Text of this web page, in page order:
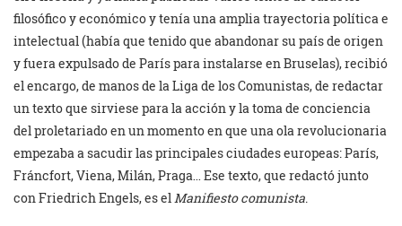
filosófico y económico y tenía una amplia trayectoria política e
intelectual (había que tenido que abandonar su país de origen
y fuera expulsado de París para instalarse en Bruselas), recibió
el encargo, de manos de la Liga de los Comunistas, de redactar
un texto que sirviese para la acción y la toma de conciencia
del proletariado en un momento en que una ola revolucionaria
empezaba a sacudir las principales ciudades europeas: París,
Fráncfort, Viena, Milán, Praga… Ese texto, que redactó junto
con Friedrich Engels, es el Manifiesto comunista